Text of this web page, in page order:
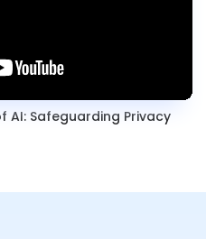
AI: Safeguarding Privacy